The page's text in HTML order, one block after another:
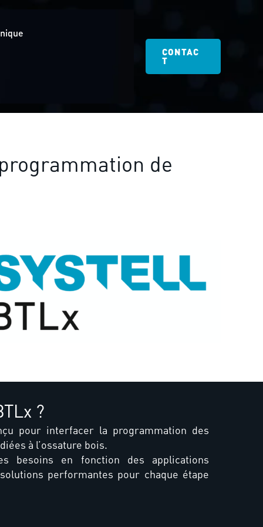
CONTAC
T
de
?
pour interfacer la programmation des
à l’ossature bois.
besoins en fonction des applications
performantes pour chaque étape